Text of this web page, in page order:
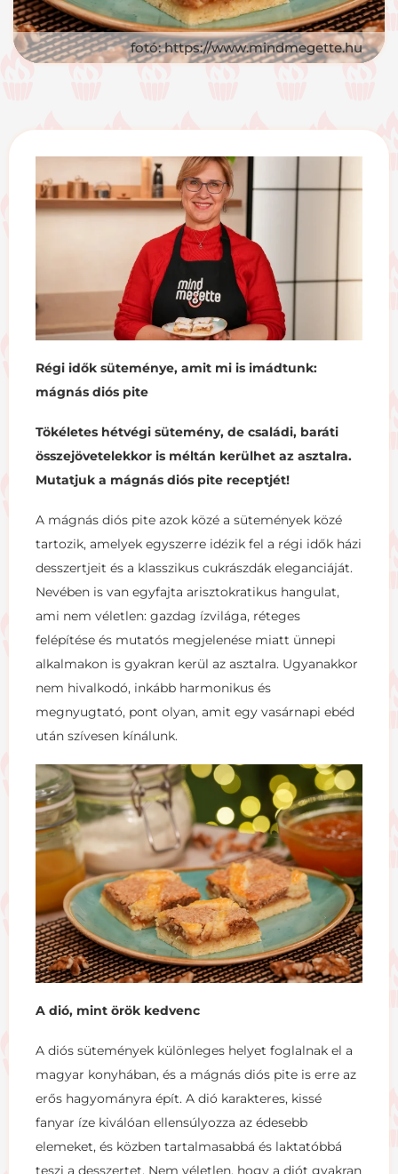
fotó: https://www.mindmegette.hu
Régi idők süteménye, amit mi is imádtunk:
mágnás diós pite
Tökéletes hétvégi sütemény, de családi, baráti
összejövetelekkor is méltán kerülhet az asztalra.
Mutatjuk a mágnás diós pite receptjét!
A mágnás diós pite azok közé a sütemények közé
tartozik, amelyek egyszerre idézik fel a régi idők házi
desszertjeit és a klasszikus cukrászdák eleganciáját.
Nevében is van egyfajta arisztokratikus hangulat,
ami nem véletlen: gazdag ízvilága, réteges
felépítése és mutatós megjelenése miatt ünnepi
alkalmakon is gyakran kerül az asztalra. Ugyanakkor
nem hivalkodó, inkább harmonikus és
megnyugtató, pont olyan, amit egy vasárnapi ebéd
után szívesen kínálunk.
A dió, mint örök kedvenc
A diós sütemények különleges helyet foglalnak el a
magyar konyhában, és a mágnás diós pite is erre az
erős hagyományra épít. A dió karakteres, kissé
fanyar íze kiválóan ellensúlyozza az édesebb
elemeket, és közben tartalmasabbá és laktatóbbá
teszi a desszertet. Nem véletlen, hogy a diót gyakran